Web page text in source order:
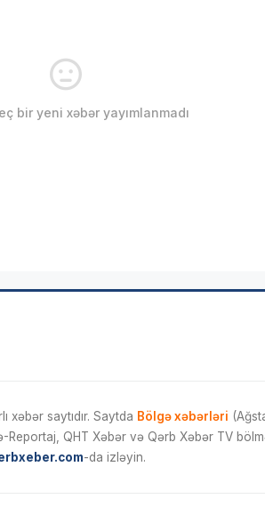
bir yeni xəbər yayımlanmadı
saytıdır. Saytda Bölgə xəbərləri
QHT Xəbər və Qərb Xəbər TV
-da izləyin.